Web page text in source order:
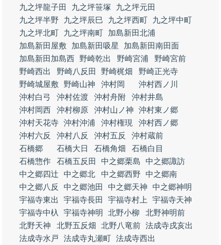
九之坪龍子田
九之坪笹塚
九之坪元田
九之坪半野
九之坪辰巳 九之坪西町
九之坪中町
九之坪北町
九之坪南町
加島新田北浦
加島新田屋敷
加島新田吸星
加島新田南田面
加島新田加島西
野崎乾出 野崎宮浦
野崎宮前
野崎西出
野崎八反田 野崎梶畑
野崎正光寺
野崎城屋敷
野崎山神 沖村岡
沖村西ノ川
沖村白弓
沖村佐渡 沖村舟附
沖村井島
沖村岡西
沖村柳原 沖村山ノ神
沖村東ノ郷
沖村天花寺 沖村沖浦 沖村権現
沖村西ノ郷
沖村六反
沖村八反 沖村五反
沖村蔵前
石橋郷
石橋大日 石橋角畑
石橋白目
石橋惣作
石橋五反田 中之郷栗島
中之郷諏訪
中之郷四辻
中之郷北 中之郷西野
中之郷南
中之郷八反
中之郷池田 中之郷天神
中之郷神明
宇福寺東出
宇福寺長田 宇福寺村上
宇福寺天神
宇福寺中杁
宇福寺神明 北野小柳
北野神明前
北野天神
北野五反畑 北野八竜前 法成寺戌亥出
法成寺水戸
法成寺丸瀬町 法成寺西出